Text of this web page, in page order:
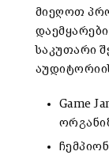
მიეღოთ
საკუთარი
Game